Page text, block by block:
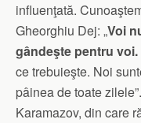
influenţată.
Gheorghiu Dej: „Voi
gândeşte pentru voi.
ce trebuieşte. Noi
pâinea de toate
Karamazov, din care